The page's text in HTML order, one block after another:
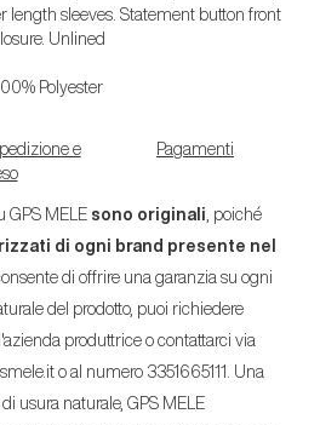
length sleeves. Statement button front
Unlined
Polyester
e
Pagamenti
GPS MELE sono originali , poiché
di ogni brand presente nel
di offrire una garanzia su ogni
del prodotto, puoi richiedere
produttrice o contattarci via
o al numero 3351665111. Una
usura naturale, GPS MELE